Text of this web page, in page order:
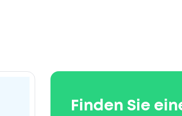
Finden Sie